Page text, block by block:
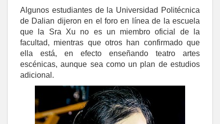
Algunos estudiantes de la Universidad Politécnica
de Dalian dijeron en el foro en línea de la escuela
que la Sra Xu no es un miembro oficial de la
facultad, mientras que otros han confirmado que
ella está, en efecto enseñando teatro artes
escénicas, aunque sea como un plan de estudios
adicional.